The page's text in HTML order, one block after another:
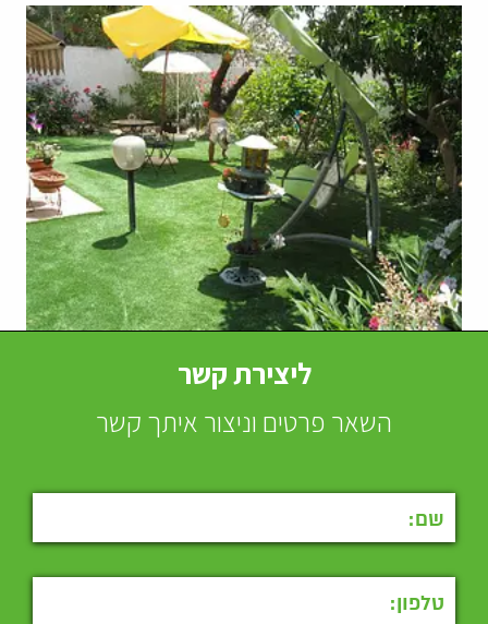
ליצירת קשר
השאר פרטים וניצור איתך קשר